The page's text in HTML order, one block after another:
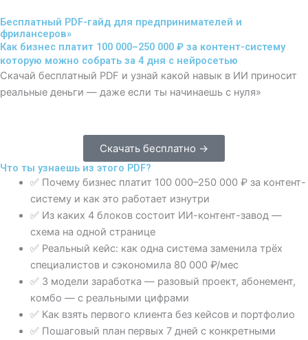
Бесплатный PDF-гайд для предпринимателей и
фрилансеров»
Как бизнес платит 100 000–250 000 ₽ за контент-систему
которую можно собрать за 4 дня с нейросетью
Скачай бесплатный PDF и узнай какой навык в ИИ приносит
реальные деньги — даже если ты начинаешь с нуля»
Скачать бесплатно →
Что ты узнаешь из этого PDF?
✅ Почему бизнес платит 100 000–250 000 ₽ за контент-
систему и как это работает изнутри
✅ Из каких 4 блоков состоит ИИ-контент-завод —
схема на одной странице
✅ Реальный кейс: как одна система заменила трёх
специалистов и сэкономила 80 000 ₽/мес
✅ 3 модели заработка — разовый проект, абонемент,
комбо — с реальными цифрами
✅ Как взять первого клиента без кейсов и портфолио
✅ Пошаговый план первых 7 дней с конкретными